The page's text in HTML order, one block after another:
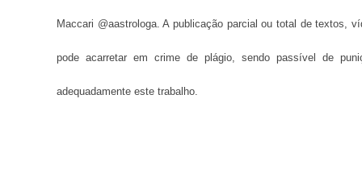
Maccari @aastrologa. A publicação parcial ou total de textos,
pode acarretar em crime de plágio, sendo passível de
adequadamente este trabalho.